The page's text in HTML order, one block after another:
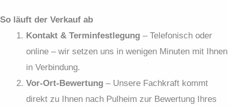
So läuft der Verkauf ab
Kontakt & Terminfestlegung – Telefonisch oder
online – wir setzen uns in wenigen Minuten mit Ihnen
in Verbindung.
Vor-Ort-Bewertung – Unsere Fachkraft kommt
direkt zu Ihnen nach Pulheim zur Bewertung Ihres